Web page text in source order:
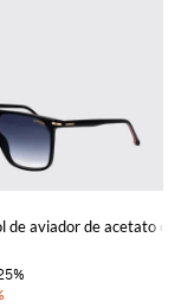
de aviador de acetato